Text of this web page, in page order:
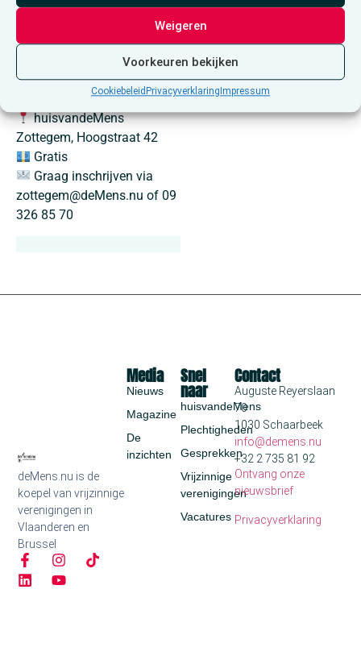
Weigeren
Voorkeuren bekijken
Cookiebeleid Privacyverklaring Impressum
een inspiratie betekenen
Donderdag 5 en 19 maart
2026
13u30 – 16u00
huisvandeMens
Zottegem, Hoogstraat 42
Gratis
Graag inschrijven via
zottegem@deMens.nu of 09
326 85 70
deMens.nu is de
koepel van vrijzinnige
verenigingen in
Vlaanderen en
Brussel
Snel
naar
huisvandeMens
Plechtigheden
Gesprekken
Vrijzinnige
verenigingen
Vacatures
Media
Nieuws
Magazine
De
inzichten
Contact
Auguste Reyerslaan
70
1030 Schaarbeek
info@demens.nu
+32 2 735 81 92
Ontvang onze
nieuwsbrief
Privacyverklaring